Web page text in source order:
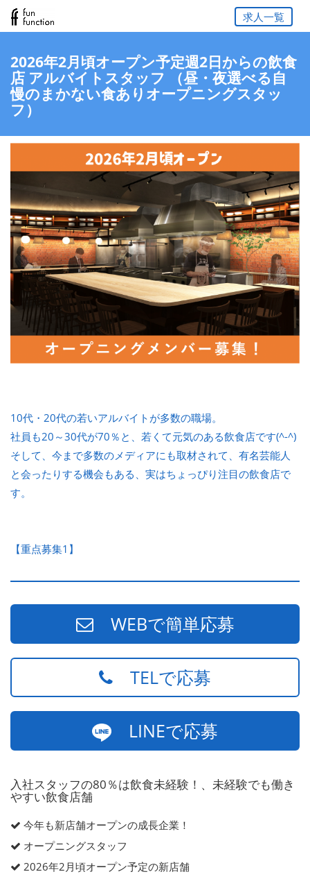
求人一覧
2026年2月頃オープン予定週2日からの飲食
店 アルバイトスタッフ （昼・夜選べる自
慢のまかない食ありオープニングスタッ
フ）
10代・20代の若いアルバイトが多数の職場。
社員も20～30代が70％と、若くて元気のある飲食店です(^-^)
そして、今まで多数のメディアにも取材されて、有名芸能人
と会ったりする機会もある、実はちょっぴり注目の飲食店で
す。
【重点募集1】
WEBで簡単応募
TELで応募
LINEで応募
入社スタッフの80％は飲食未経験！、未経験でも働き
やすい飲食店舗
今年も新店舗オープンの成長企業！
オープニングスタッフ
2026年2月頃オープン予定の新店舗